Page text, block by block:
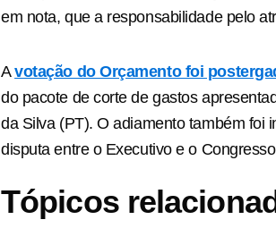
em nota, que a responsabilidade pelo
Avotação do Orçamento foi
do pacote de corte de gastos
da Silva (PT). O adiamento também foi
disputa entre o Executivo e o
Tópicos